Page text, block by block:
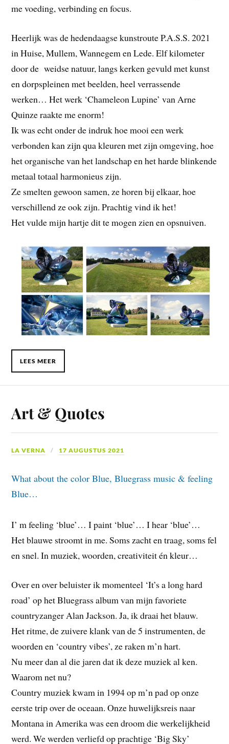
me voeding, verbinding en focus.
Heerlijk was de hedendaagse kunstroute P.A.S.S. 2021
in Huise, Mullem, Wannegem en Lede. Elf kilometer
door de weidse natuur, langs kerken gevuld met kunst
en dorpspleinen met beelden, heel verrassende
werken… Het werk ‘Chameleon Lupine’ van Arne
Quinze raakte me enorm!
Ik was echt onder de indruk hoe mooi een werk
verbonden kan zijn qua kleuren met zijn omgeving, hoe
het organische van het landschap en het harde blinkende
metaal totaal harmonieus zijn.
Ze smelten gewoon samen, ze horen bij elkaar, hoe
verschillend ze ook zijn. Prachtig vind ik het!
Het vulde mijn hartje dit te mogen zien en opsnuiven.
LEES MEER
Art & Quotes
LA VERNA 17 AUGUSTUS 2021
What about the color Blue, Bluegrass music & feeling
Blue…
I’ m feeling ‘blue’… I paint ‘blue’… I hear ‘blue’…
Het blauwe stroomt in me. Soms zacht en traag, soms fel
en snel. In muziek, woorden, creativiteit én kleur…
Over en over beluister ik momenteel ‘It’s a long hard
road’ op het Bluegrass album van mijn favoriete
countryzanger Alan Jackson. Ja, ik draai het blauw.
Het ritme, de zuivere klank van de 5 instrumenten, de
woorden en ‘country vibes’, ze raken m’n hart.
Nu meer dan al die jaren dat ik deze muziek al ken.
Waarom net nu?
Country muziek kwam in 1994 op m’n pad op onze
eerste trip over de oceaan. Onze huwelijksreis naar
Montana in Amerika was een droom die werkelijkheid
werd. We werden verliefd op prachtige ‘Big Sky’